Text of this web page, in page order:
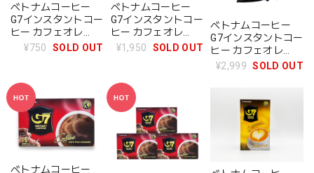
ベトナムコーヒー
G7インスタントコー
ヒー カフェオレ
3IN1（1箱20袋入）
¥750 SOLD OUT
ベトナムコーヒー
G7インスタントコー
ヒー カフェオレ
3in1 3箱セット
¥1,950 SOLD OUT
ベトナムコーヒー
G7インスタントコー
ヒー カフェオレ
3IN1（100袋入）
¥2,999 SOLD OUT
ベトナムコーヒー